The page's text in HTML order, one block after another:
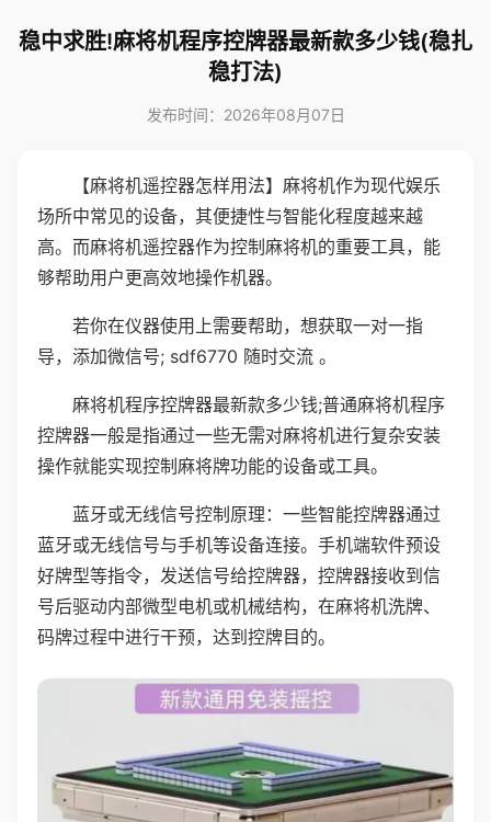
稳中求胜!麻将机程序控牌器最新款多少钱(稳扎
稳打法)
发布时间：2026年08月07日
【麻将机遥控器怎样用法】麻将机作为现代娱乐
场所中常见的设备，其便捷性与智能化程度越来越
高。而麻将机遥控器作为控制麻将机的重要工具，能
够帮助用户更高效地操作机器。
若你在仪器使用上需要帮助，想获取一对一指
导，添加微信号; sdf6770 随时交流 。
麻将机程序控牌器最新款多少钱;普通麻将机程序
控牌器一般是指通过一些无需对麻将机进行复杂安装
操作就能实现控制麻将牌功能的设备或工具。
蓝牙或无线信号控制原理：一些智能控牌器通过
蓝牙或无线信号与手机等设备连接。手机端软件预设
好牌型等指令，发送信号给控牌器，控牌器接收到信
号后驱动内部微型电机或机械结构，在麻将机洗牌、
码牌过程中进行干预，达到控牌目的。